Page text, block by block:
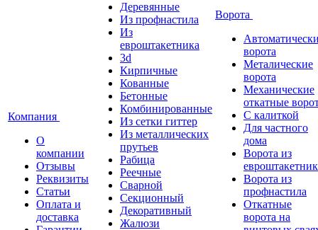
Компания
О
компании
Отзывы
Реквизиты
Статьи
Оплата и
доставка
Деревянные
Из профнастила
Из
евроштакетника
3d
Кирпичные
Кованные
Бетонные
Комбинированные
Из сетки гиттер
Из металлических
прутьев
Рабица
Реечные
Сварной
Секционный
Декоративный
Жалюзи
Ворота
ворота
Металические
ворота
Механические
откатные
С калиткой
Для частного
дома
Ворота из
Ворота из
профнастила
Откатные
ворота на